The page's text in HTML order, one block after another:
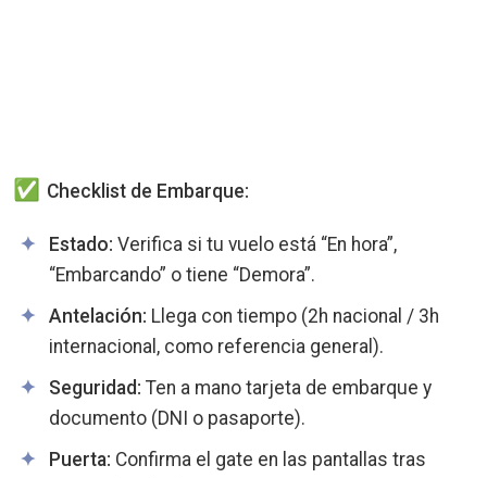
Checklist de Embarque:
Estado: Verifica si tu vuelo está “En hora”,
“Embarcando” o tiene “Demora”.
Antelación: Llega con tiempo (2h nacional / 3h
internacional, como referencia general).
Seguridad: Ten a mano tarjeta de embarque y
documento (DNI o pasaporte).
Puerta: Confirma el gate en las pantallas tras